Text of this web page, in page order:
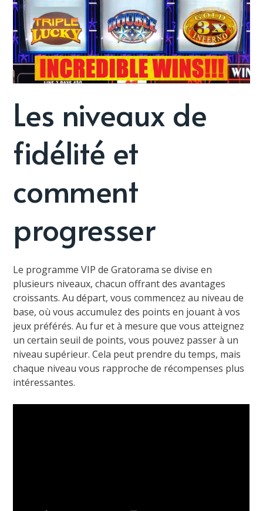
Les niveaux de
fidélité et
comment
progresser
Le programme VIP de Gratorama se divise en
plusieurs niveaux, chacun offrant des avantages
croissants. Au départ, vous commencez au niveau de
base, où vous accumulez des points en jouant à vos
jeux préférés. Au fur et à mesure que vous atteignez
un certain seuil de points, vous pouvez passer à un
niveau supérieur. Cela peut prendre du temps, mais
chaque niveau vous rapproche de récompenses plus
intéressantes.